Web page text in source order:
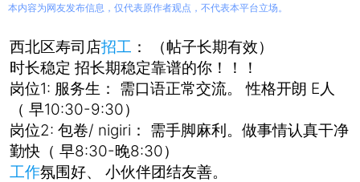
本内容为网友发布信息，仅代表原作者观点，不代表本平台立场。
西北区寿司店招工 ： （帖子长期有效）
时长稳定 招长期稳定靠谱的你！！！
岗位1: 服务生： 需口语正常交流。 性格开朗 E人
（ 早10:30-9:30）
岗位2: 包卷/ nigiri： 需手脚麻利。做事情认真干净
勤快（ 早8:30-晚8:30）
工作氛围好、 小伙伴团结友善。